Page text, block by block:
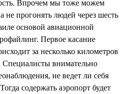
Впрочем мы тоже можем
не прогонять людей через шесть
основой авиационной
Первое касание
за несколько километров
Специалисты внимательно
не ведет ли себя
содержать аэропорт будет